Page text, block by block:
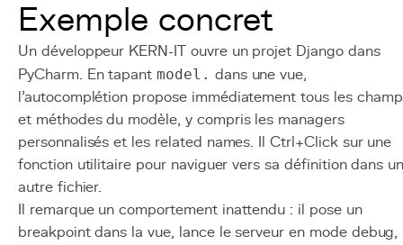
Exemple concret
Un développeur KERN-IT ouvre un projet Django dans
PyCharm. En tapantmodel. dans une vue,
l'autocomplétion propose immédiatement tous les
et méthodes du modèle, y compris les managers
personnalisés et les related names. Il Ctrl+Click sur une
fonction utilitaire pour naviguer vers sa définition dans
autre fichier.
Il remarque un comportement inattendu : il pose un
breakpoint dans la vue, lance le serveur en mode debug,